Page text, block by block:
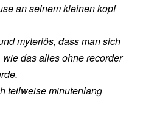
an seinem kleinen kopf
myteriös, dass man sich
das alles ohne recorder
teilweise minutenlang